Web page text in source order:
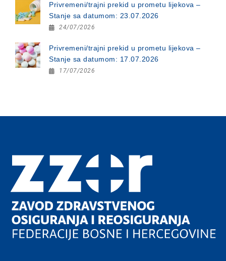
Privremeni/trajni prekid u prometu lijekova –
Stanje sa datumom: 23.07.2026
24/07/2026
Privremeni/trajni prekid u prometu lijekova –
Stanje sa datumom: 17.07.2026
17/07/2026